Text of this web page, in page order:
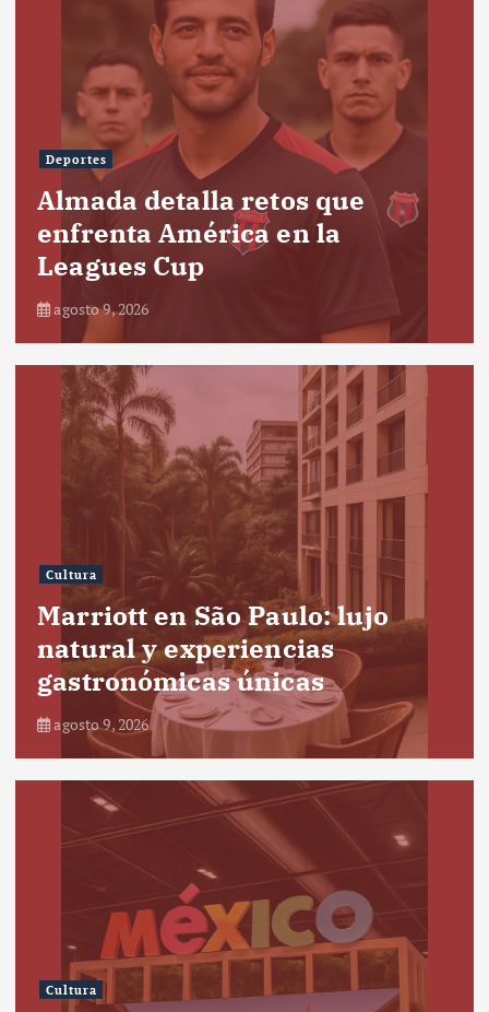
Deportes
Almada detalla retos que
enfrenta América en la
Leagues Cup
agosto 9, 2026
Cultura
Marriott en São Paulo: lujo
natural y experiencias
gastronómicas únicas
agosto 9, 2026
Cultura